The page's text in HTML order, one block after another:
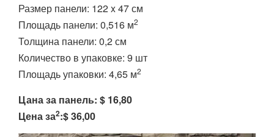
Размер панели: 122 x 47 см
Площадь панели: 0,516 м2
Толщина панели: 0,2 см
Количество в упаковке: 9 шт
Площадь упаковки: 4,65 м2
Цана за панель: $ 16,80
Цена за2:$ 36,00